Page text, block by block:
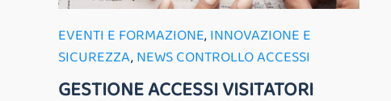
EVENTI E FORMAZIONE,INNOVAZIONE E
SICUREZZA,NEWS CONTROLLO ACCESSI
GESTIONE ACCESSI VISITATORI